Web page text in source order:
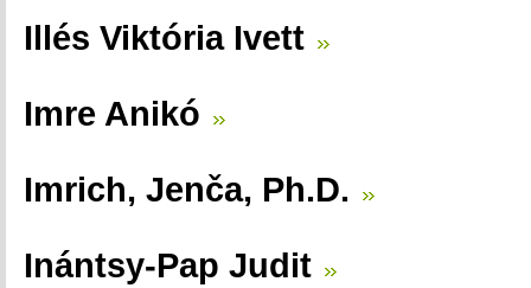
Illés Viktória Ivett
Imre Anikó
Imrich, Jenča, Ph.D.
Inántsy-Pap Judit